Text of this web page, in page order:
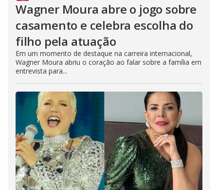
Wagner Moura abre o jogo sobre
casamento e celebra escolha do
filho pela atuação
Em um momento de destaque na carreira internacional,
Wagner Moura abriu o coração ao falar sobre a família em
entrevista para...